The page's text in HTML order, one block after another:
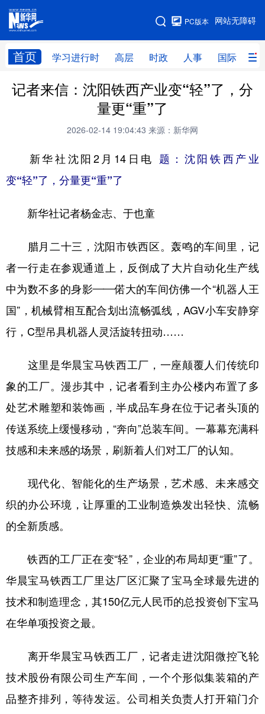
网站无障碍
PC版本
首页 学习进行时 高层 时政 人事 国际 财
网站地图
学习进行时 高层 时政 人事
财经 网评
科技 科创 量子 体育
访谈 视频
食品 人居 信息化 数字经济
学术中国 乡村振兴 银龄 溯源中国
城市 旅游 能源 会展
彩票 娱乐 时尚
公益 一带一路 亚太网 上市公司
文化产业
地方频道
北京 天津 河北 山西
辽宁 吉林 上海 江苏
浙江 安徽 福建 江西
山东
广东 广西 海南 重庆
四川 贵州 云南 西藏
陕西 甘肃 青海 宁夏
多语种频道
English Español Français عربى
记者来信：沈阳铁西产业变“轻”了，分
量更“重”了
2026-02-14 19:04:43 来源：新华网
新华社沈阳2月14日电 题：沈阳铁西产业
变“轻”了，分量更“重”了
新华社记者杨金志、于也童
腊月二十三，沈阳市铁西区。轰鸣的车间里，记
者一行走在参观通道上，反倒成了大片自动化生产线
中为数不多的身影——偌大的车间仿佛一个“机器人王
国”，机械臂相互配合划出流畅弧线，AGV小车安静穿
行，C型吊具机器人灵活旋转扭动……
这里是华晨宝马铁西工厂，一座颠覆人们传统印
象的工厂。漫步其中，记者看到主办公楼内布置了多
处艺术雕塑和装饰画，半成品车身在位于记者头顶的
传送系统上缓慢移动，“奔向”总装车间。一幕幕充满科
技感和未来感的场景，刷新着人们对工厂的认知。
现代化、智能化的生产场景，艺术感、未来感交
织的办公环境，让厚重的工业制造焕发出轻快、流畅
的全新质感。
铁西的工厂正在变“轻”，企业的布局却更“重”了。
华晨宝马铁西工厂里达厂区汇聚了宝马全球最先进的
技术和制造理念，其150亿元人民币的总投资创下宝马
在华单项投资之最。
离开华晨宝马铁西工厂，记者走进沈阳微控飞轮
技术股份有限公司生产车间，一个个形似集装箱的产
品整齐排列，等待发运。公司相关负责人打开箱门介